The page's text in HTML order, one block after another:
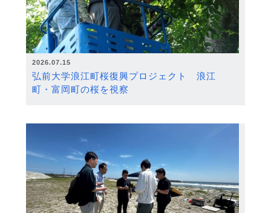
2026.07.15
弘前大学浪江町桜復興プロジェクト 浪江
町・富岡町の桜を視察